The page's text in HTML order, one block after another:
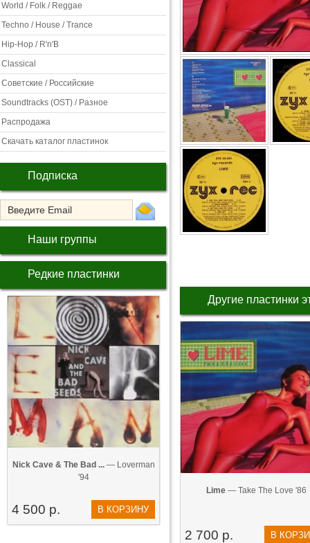
World / Folk / Reggae
Techno / House / Trance
Hip-Hop / R'n'B
Classical
Советские / Российские
Soundtracks (OST) / Разное
Распродажа
Скачать каталог пластинок
Подписка
Наши группы
Редкие пластинки
Nick Cave & The Bad ...— Loverman
'94
4 500 р. В КОРЗИНУ
Другие пластинки
Lime — Take The Love '86
2 700 р. В